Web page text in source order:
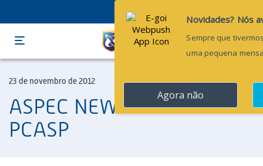
Menu
23 de novembro de 2012
ASPEC NEWS – Evento
PCASP